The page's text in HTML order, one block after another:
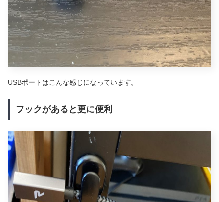
USBポートはこんな感じになっています。
フックがあると更に便利